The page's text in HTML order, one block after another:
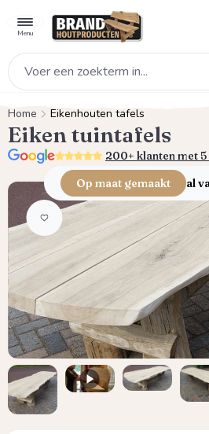
Menu
Home Eikenhouten tafels
Eiken tuintafels
5.0 200+ klanten met
Afbeeldingengalerij overslaan
Op maat gemaakt al